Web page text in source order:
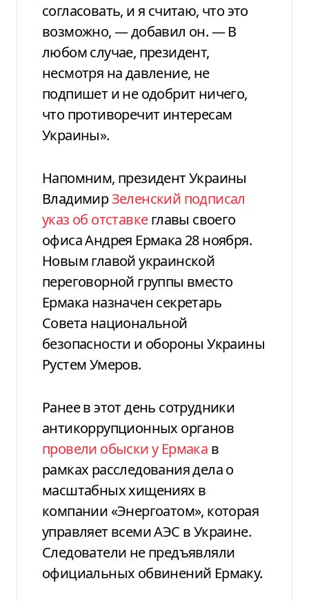
согласовать, и я считаю, что это
возможно, — добавил он. — В
любом случае, президент,
несмотря на давление, не
подпишет и не одобрит ничего,
что противоречит интересам
Украины».
Напомним, президент Украины
ВладимирЗеленский подписал
указ об отставкеглавы своего
офиса Андрея Ермака 28 ноября.
Новым главой украинской
переговорной группы вместо
Ермака назначен секретарь
Совета национальной
безопасности и обороны Украины
Рустем Умеров.
Ранее в этот день сотрудники
антикоррупционных органов
провели обыски у Ермака в
рамках расследования дела о
масштабных хищениях в
компании «Энергоатом», которая
управляет всеми АЭС в Украине.
Следователи не предъявляли
официальных обвинений Ермаку.